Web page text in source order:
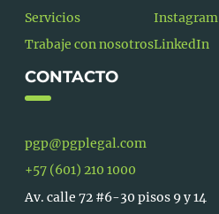
Servicios
Trabaje con nosotros
Instagram
LinkedIn
CONTACTO
pgp@pgplegal.com
+57 (601) 210 1000
Av. calle 72 #6-30 pisos 9 y 14